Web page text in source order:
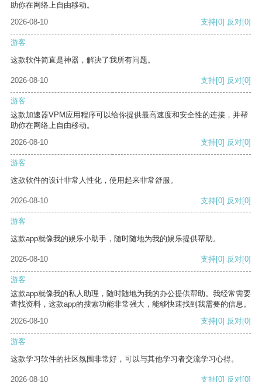
助你在网络上自由移动。
2026-08-10
支持[0] 反对[0]
游客
这款软件简直是神器，解决了我所有问题。
2026-08-10 支持[0] 反对[0]
游客
这款加速器VPM应用程序可以给你提供最高速度和安全性的连接，并帮
助你在网络上自由移动。
2026-08-10
支持[0] 反对[0]
游客
这款软件的设计非常人性化，使用起来非常舒服。
2026-08-10 支持[0] 反对[0]
游客
这款app就像我的娱乐小助手，随时随地为我的娱乐提供帮助。
2026-08-10 支持[0] 反对[0]
游客
这款app就像我的私人助理，随时随地为我的办公提供帮助。我经常需要
查找资料，这款app的搜索功能非常强大，能够快速找到我需要的信息。
2026-08-10
支持[0] 反对[0]
游客
这款学习软件的社区氛围非常好，可以与其他学习者交流学习心得。
2026-08-10 支持[0] 反对[0]